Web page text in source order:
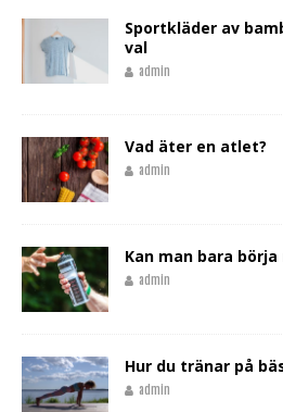
Sportkläder av
val
admin
Vad äter en atlet?
admin
Kan man bara
admin
Hur du tränar på
admin